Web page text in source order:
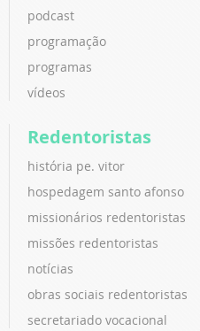
podcast
programação
programas
vídeos
Redentoristas
história pe. vitor
hospedagem santo afonso
missionários redentoristas
missões redentoristas
notícias
obras sociais redentoristas
secretariado vocacional